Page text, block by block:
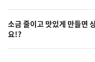
소금 줄이고 맛있게 만들면
요!?